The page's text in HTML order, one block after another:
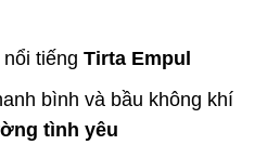
tiếng Tirta Empul
bình và bầu không khí
tình yêu